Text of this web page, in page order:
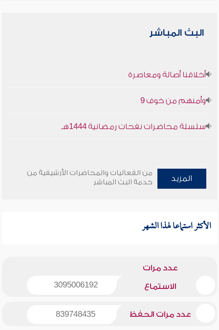
البث المباشر
أخلاقنا أصالة ومعاصرة
وأمنهم من خوف 9
سلسلة محاضرات نفحات رمضانية 1444هـ
المزيد
من الفعاليات والمحاضرات الأرشيفية من
خدمة البث المباشر
الأكثر استماعا لهذا الشهر
عدد مرات
الاستماع 3095006192
عدد مرات الحفظ 839748435